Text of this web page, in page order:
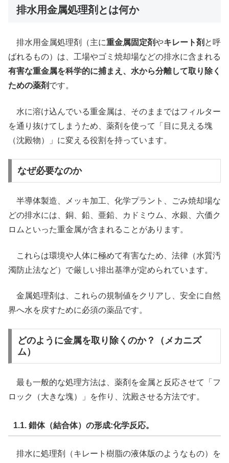
排水用金属処理剤とは何か
排水用金属処理剤（主に重金属固定剤やキレート剤 と呼
ばれるもの）は、工場やゴミ焼却場などの排水に含まれる
有害な重金属を科学的に捕まえ、水から分離して取り除く
ための薬剤 です。
水に溶け込んでいる重金属は、そのままではフィルター
を通り抜けてしまうため、薬剤を使って「目に見える塊
（沈殿物）」に変える役割を持っています。
なぜ必要なのか
半導体製造、メッキ加工、化学プラント、ごみ焼却場な
どの排水には、銅、鉛、亜鉛、カドミウム、水銀、六価ク
ロムといった重金属が含まれることがあります。
これらは環境や人体に極めて有害なため、法律（水質汚
濁防止法など）で厳しい排出基準が定められています。
金属処理剤は、これらの規制値をクリアし、安全に自然
界へ水を戻すために必須の薬品です。
どのように金属を取り除くのか？（メカニズ
ム）
最も一般的な処理方法は、薬剤を金属と反応させて「フ
ロック（大きな塊）」を作り、沈殿させる方法です。
1.1. 錯体（結合体）の形成:化学反応。
排水に処理剤（キレート樹脂の液体版のようなもの）を